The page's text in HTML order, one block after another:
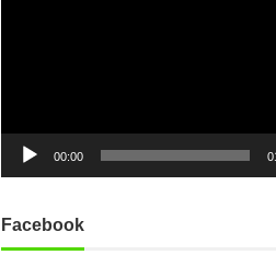
ー
00:00
Facebook